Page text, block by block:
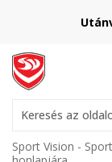
Keresés az
Sport Vision -